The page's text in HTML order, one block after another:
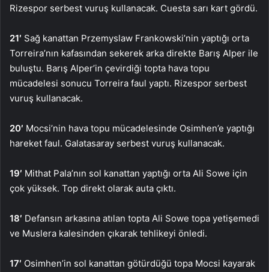
Rizespor serbest vuruş kullanacak. Cuesta sarı kart gördü.
21′ Sağ kanattan Przemyslaw Frankowski’nin yaptığı orta
Torreira’nın kafasından sekerek arka direkte Barış Alper ile
buluştu. Barış Alper’in çevirdiği topta hava topu
mücadelesi sonucu Torreira faul yaptı. Rizespor serbest
vuruş kullanacak.
20′ Mocsi’nin hava topu mücadelesinde Osimhen’e yaptığı
hareket faul. Galatasaray serbest vuruş kullanacak.
19′ Mithat Pala’nın sol kanattan yaptığı orta Ali Sowe için
çok yüksek. Top direkt olarak auta çıktı.
18′ Defansın arkasına atılan topta Ali Sowe topa yetişemedi
ve Muslera kalesinden çıkarak tehlikeyi önledi.
17′ Osimhen’in sol kanattan götürdüğü topa Mocsi kayarak